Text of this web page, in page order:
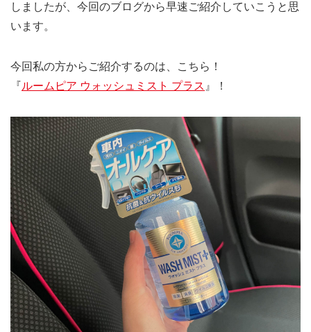
しましたが、今回のブログから早速ご紹介していこうと思
います。
今回私の方からご紹介するのは、こちら！
『ルームピア ウォッシュミスト プラス 』！